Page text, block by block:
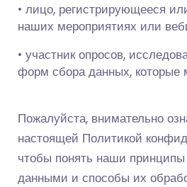
• лицо, регистрирующееся
наших мероприятиях или
• участник опросов,
форм сбора данных, которые
Пожалуйста, внимательно
настоящей Политикой
чтобы понять наши
данными и способы их